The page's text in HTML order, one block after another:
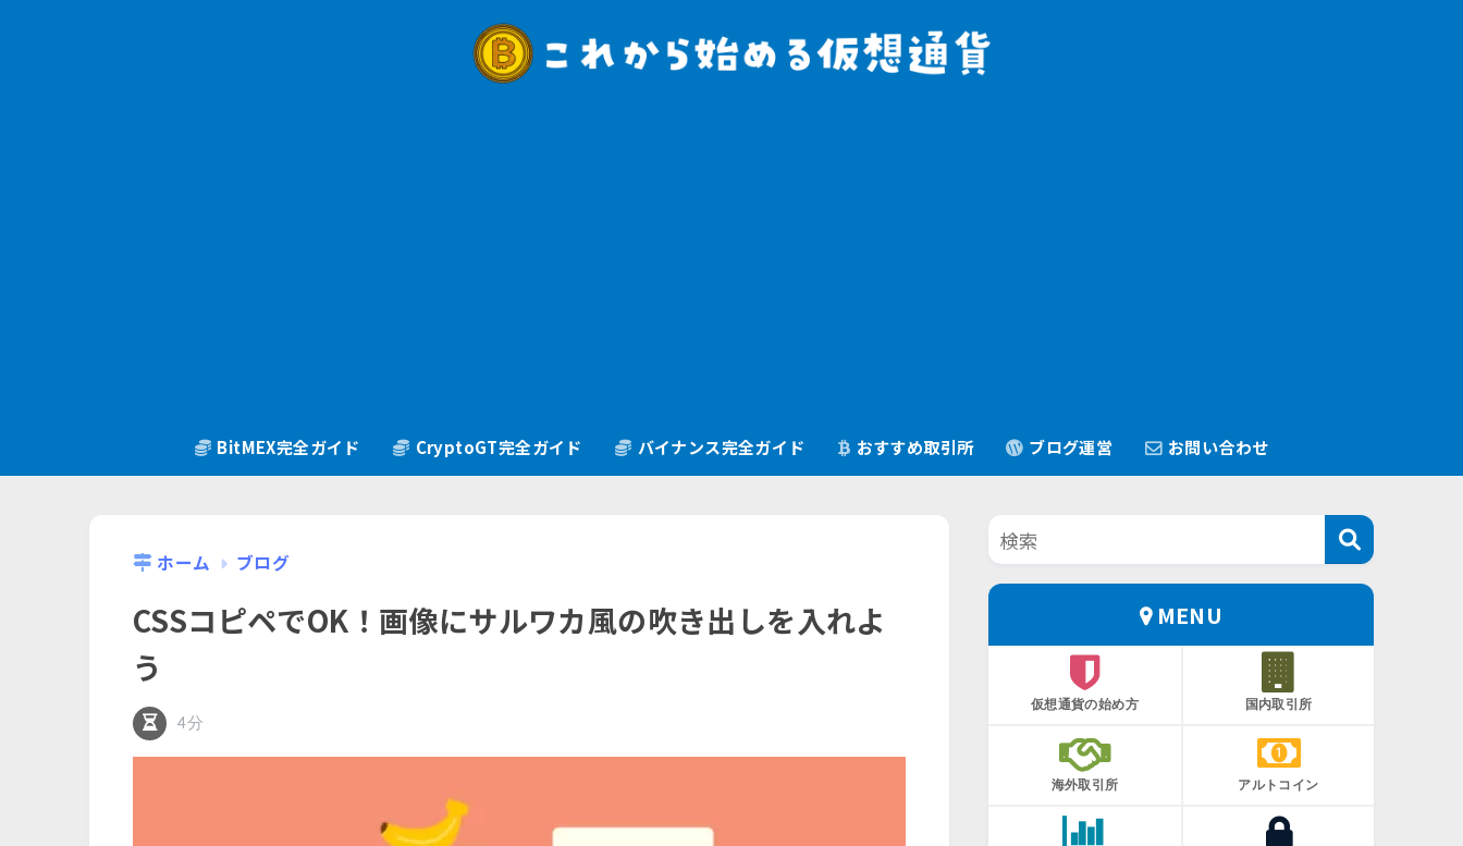
BitMEX完全ガイド CryptoGT完全ガイド バイナンス完全ガイド おすすめ取引所 ブログ運営 お問い合わせ
ホーム ブログ
CSSコピペでOK！画像にサルワカ風の吹き出しを入れよ
う
4分
MENU
仮想通貨の始め方 国内取引所
海外取引所 アルトコイン